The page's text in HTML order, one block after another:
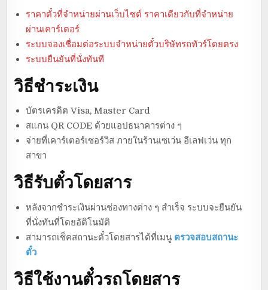
ราคาตั๋วที่จำหน่ายผ่านเว็บไซต์ ราคาเดียวกับที่จำหน่าย
ผ่านเคาร์เตอร์
ระบบจองเชื่อมต่อระบบจำหน่ายตั๋วบริษัทรถทัวร์โดยตรง
ระบบยืนยันที่นั่งทันที
วิธีชำระเงิน
บัตรเครดิต Visa, Master Card
สแกน QR CODE ด้วยแอปธนาคารต่าง ๆ
จ่ายที่เคาร์เตอร์เซอร์วิส ภายในร้านเซเว่น อีเลฟเว่น ทุก
สาขา
วิธีรับตั๋วโดยสาร
หลังจากชำระเงินผ่านช่องทางต่าง ๆ สำเร็จ ระบบจะยืนยัน
ที่นั่งทันที่โดยอัติโนมัติ
สามารถเช็คสถานะตั๋วโดยสารได้ที่เมนู ตรวจสอบสถานะ
ตั๋ว
วิธีใช้งานตั๋วรถโดยสาร